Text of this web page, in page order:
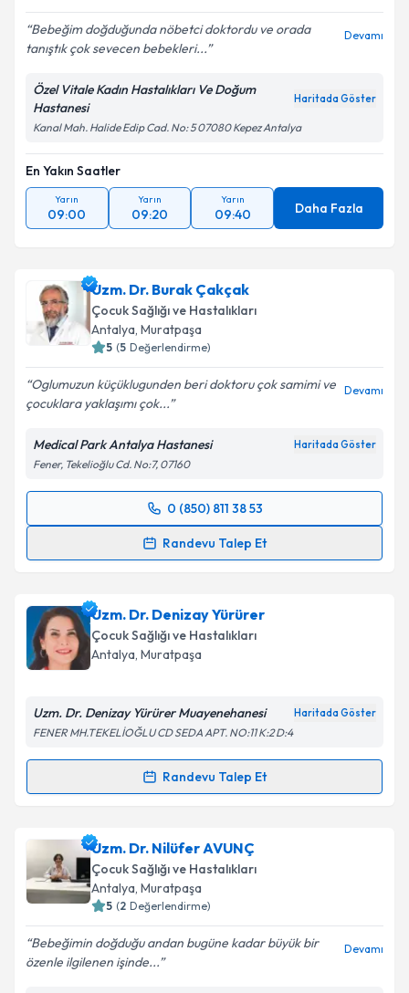
Bebeğim doğduğunda nöbetci doktordu ve orada
tanıştık çok sevecen bebekleri...
Devamı
Özel Vitale Kadın Hastalıkları Ve Doğum
Hastanesi
Haritada Göster
Kanal Mah. Halide Edip Cad. No: 5 07080 Kepez Antalya
En Yakın Saatler
Yarın
09:00
Yarın
09:20
Yarın
09:40 Daha Fazla
Uzm. Dr. Burak Çakçak
Çocuk Sağlığı ve Hastalıkları
Antalya, Muratpaşa
5 (5 Değerlendirme)
Oglumuzun küçüklugunden beri doktoru çok samimi ve
çocuklara yaklaşımı çok...
Devamı
Medical Park Antalya Hastanesi Haritada Göster
Fener, Tekelioğlu Cd. No:7, 07160
0 (850) 811 38 53
Randevu Talep Et
Randevu Takvimi Talebi
takvim hazırlandığında e-posta ile bilgilendireceğiz.
E-posta Adresiniz
Kişisel verilerimin işlenmesine ilişkin
Metni'ni okudum ve kişisel verilerimin belirtilen
kapsamda işlenmesini kabul ediyorum.
Uzm. Dr. Denizay Yürürer
Çocuk Sağlığı ve Hastalıkları
Antalya, Muratpaşa
Uzm. Dr. Denizay Yürürer Muayenehanesi Haritada Göster
FENER MH.TEKELİOĞLU CD SEDA APT. NO:11 K:2 D:4
Randevu Talep Et
Randevu Takvimi Talebi
Uzm. Dr. Denizay Yürüreriçin randevu takvimi
talebi oluşturun. Size bu uzmandan randevu almanız
için bir takvim hazırlandığında e-posta ile
bilgilendireceğiz.
E-posta Adresiniz
Uzm. Dr. Nilüfer AVUNÇ
Çocuk Sağlığı ve Hastalıkları
Antalya, Muratpaşa
5 (2 Değerlendirme)
Bebeğimin doğduğu andan bugüne kadar büyük bir
özenle ilgilenen işinde...
Devamı